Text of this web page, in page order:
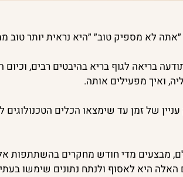
לא מספיק טוב״ ״היא נראית יותר טוב
בריאה לגוף בריא בהיבטים רבים,
ואיך מפעילים אותה.
של זמן עד שימצאו הכלים
מבצעים מדי חודש מחקרים
היא לאסוף ולנתח נתונים שימשו